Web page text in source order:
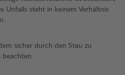
Unfalls steht in keinem Verhältnis
sicher durch den Stau zu
beachten: